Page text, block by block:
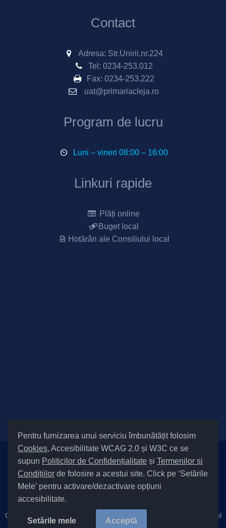
Pentru furnizarea unui serviciu îmbunătățit folosim
Cookies, Accesibilitate WCAG 2.0 și W3C ce se
supun Politicilor de Confidențialitate și Termenilor și
Condițiilor de folosire a acestui site. Click pe ‘Setările
Mele’ pentru activare/dezactivare opțiuni
accesibilitate.
Setările mele Acceptă
Contact
Adresa: Str.Unirii,nr.224
Tel: 0234-253.012
Fax: 0234-253.222
uat@primariacleja.ro
Program de lucru
Luni – vineri 08:00 – 16:00
Linkuri rapide
Plăți online
Buget local
Hotărâri ale Consiliului local
Setări Cookies și Accesibilitate
Informare cu privire la prelucrarea datelor|Politică de utilizare
| Termeni și condiții de utilizare a site-ului
Cod Județ 4 / Județul Bacău / Tipul UAT – 14 – C – Comună / Codul
SIRUTA al Unității Administrativ-Teritoriale 21855 / Cleja